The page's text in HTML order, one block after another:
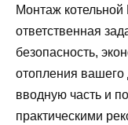
Монтаж
ответственная
безопасность,
отопления вашего
вводную часть и
практическими